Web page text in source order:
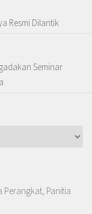
Resmi Dilantik
Seminar
Perangkat, Panitia